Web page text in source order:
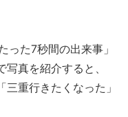
た7秒間の出来事」
真を紹介すると、
三重行きたくなった」